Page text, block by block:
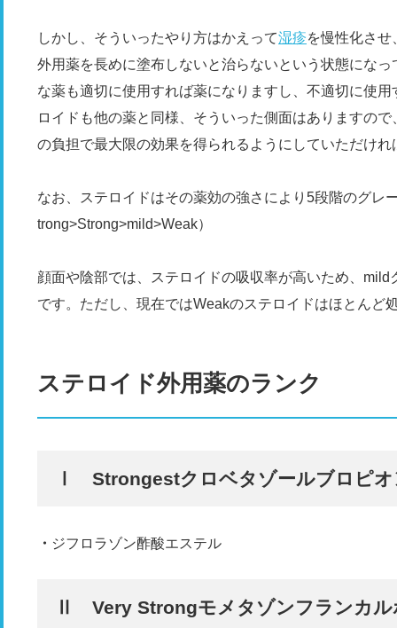
しかし、そういったやり方はかえって湿疹を慢性化さ
外用薬を長めに塗布しないと治らないという状態にな
な薬も適切に使用すれば薬になりますし、不適切に使
ロイドも他の薬と同様、そういった側面はありますの
の負担で最大限の効果を得られるようにしていただけれ
なお、ステロイドはその薬効の強さにより5段階のグレ
trong>Strong>mild>Weak）
顔面や陰部では、ステロイドの吸収率が高いため、
です。ただし、現在ではWeakのステロイドはほとんど
ステロイド外用薬のランク
Ⅰ Strongestクロベタゾールブロピオ
ジフロラゾン酢酸エステル
Ⅱ Very Strongモメタゾンフランカル